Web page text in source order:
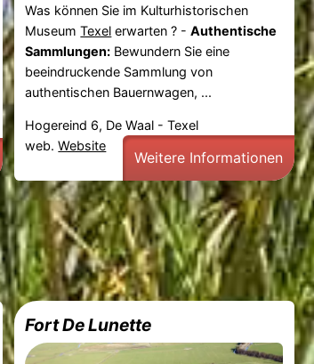
Was können Sie im Kulturhistorischen
MuseumTexel erwarten ? -Authentische
Sammlungen: Bewundern Sie eine
beeindruckende Sammlung von
authentischen Bauernwagen, ...
Hogereind 6, De Waal - Texel
web.Website
Weitere Informationen
Fort De Lunette